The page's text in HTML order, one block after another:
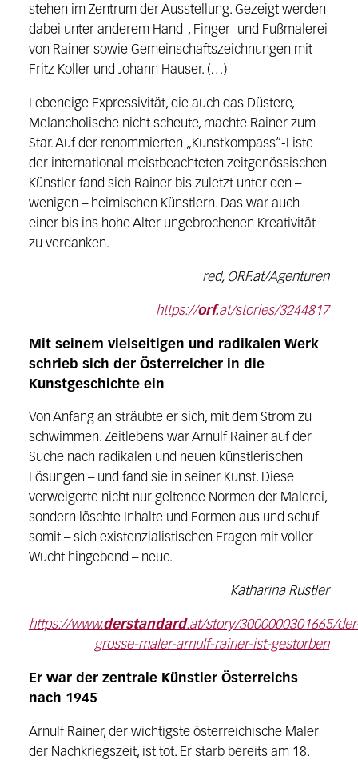
stehen im Zentrum der Ausstellung. Gezeigt werden
dabei unter anderem Hand-, Finger- und Fußmalerei
von Rainer sowie Gemeinschaftszeichnungen mit
Fritz Koller und Johann Hauser. (…)
Lebendige Expressivität, die auch das Düstere,
Melancholische nicht scheute, machte Rainer zum
Star. Auf der renommierten „Kunstkompass“-Liste
der international meistbeachteten zeitgenössischen
Künstler fand sich Rainer bis zuletzt unter den –
wenigen – heimischen Künstlern. Das war auch
einer bis ins hohe Alter ungebrochenen Kreativität
zu verdanken.
red, ORF.at/Agenturen
https://orf.at/stories/3244817
Mit seinem vielseitigen und radikalen Werk
schrieb sich der Österreicher in die
Kunstgeschichte ein
Von Anfang an sträubte er sich, mit dem Strom zu
schwimmen. Zeitlebens war Arnulf Rainer auf der
Suche nach radikalen und neuen künstlerischen
Lösungen – und fand sie in seiner Kunst. Diese
verweigerte nicht nur geltende Normen der Malerei,
sondern löschte Inhalte und Formen aus und schuf
somit – sich existenzialistischen Fragen mit voller
Wucht hingebend – neue.
Katharina Rustler
https://www.derstandard.at/story/3000000301665/
grosse-maler-arnulf-rainer-ist-gestorben
Er war der zentrale Künstler Österreichs
nach 1945
Arnulf Rainer, der wichtigste österreichische Maler
der Nachkriegszeit, ist tot. Er starb bereits am 18.